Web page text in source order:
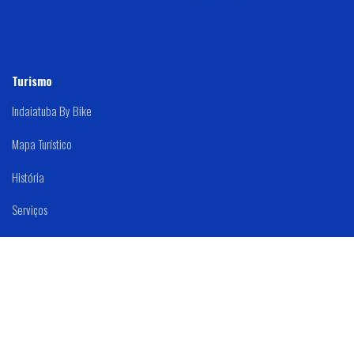
Turismo
Indaiatuba By Bike
Mapa Turístico
História
Serviços